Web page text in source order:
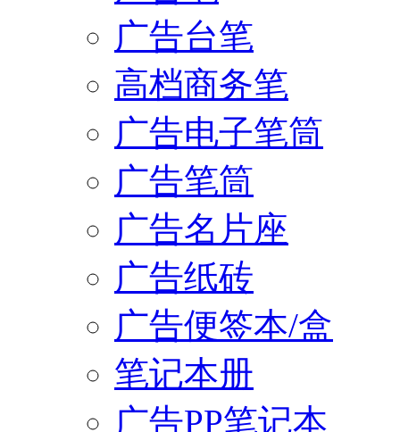
广告台笔
高档商务笔
广告电子笔筒
广告笔筒
广告名片座
广告纸砖
广告便签本/盒
笔记本册
广告PP笔记本